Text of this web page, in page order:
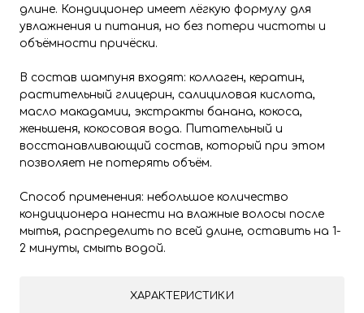
длине. Кондиционер имеет лёгкую формулу для
увлажнения и питания, но без потери чистоты и
объёмности причёски.
В состав шампуня входят: коллаген, кератин,
растительный глицерин, салициловая кислота,
масло макадамии, экстракты банана, кокоса,
женьшеня, кокосовая вода. Питательный и
восстанавливающий состав, который при этом
позволяет не потерять объём.
Способ применения: небольшое количество
кондиционера нанести на влажные волосы после
мытья, распределить по всей длине, оставить на 1-
2 минуты, смыть водой.
ХАРАКТЕРИСТИКИ